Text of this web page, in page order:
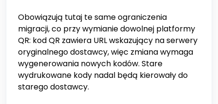
Obowiązują tutaj te same ograniczenia
migracji, co przy wymianie dowolnej platformy
QR: kod QR zawiera URL wskazujący na serwery
oryginalnego dostawcy, więc zmiana wymaga
wygenerowania nowych kodów. Stare
wydrukowane kody nadal będą kierowały do
starego dostawcy.